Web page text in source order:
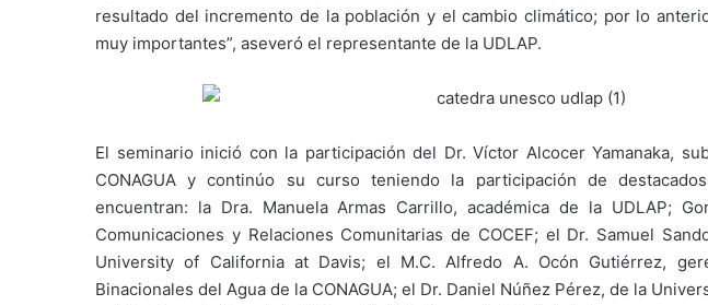
resultado del incremento de la población y el cambio climático; por lo
muy importantes”, aseveró el representante de la UDLAP.
El seminario inició con la participación del Dr. Víctor Alcocer Yamanaka,
CONAGUA y continúo su curso teniendo la participación de
encuentran: la Dra. Manuela Armas Carrillo, académica de la UDLAP;
Comunicaciones y Relaciones Comunitarias de COCEF; el Dr. Samuel
University of California at Davis; el M.C. Alfredo A. Ocón Gutiérrez,
Binacionales del Agua de la CONAGUA; el Dr. Daniel Núñez Pérez, de la